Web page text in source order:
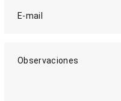
E-mail
Observaciones